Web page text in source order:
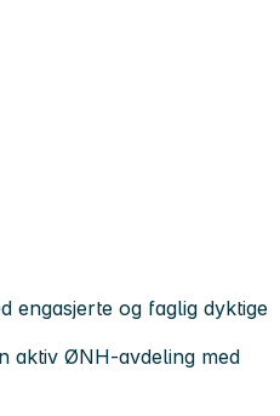
engasjerte og faglig dyktige
aktiv ØNH-avdeling med